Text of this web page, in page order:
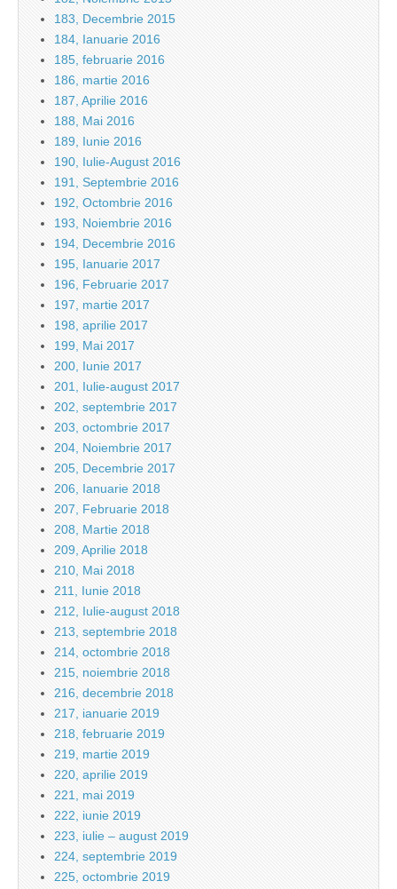
183, Decembrie 2015
184, Ianuarie 2016
185, februarie 2016
186, martie 2016
187, Aprilie 2016
188, Mai 2016
189, Iunie 2016
190, Iulie-August 2016
191, Septembrie 2016
192, Octombrie 2016
193, Noiembrie 2016
194, Decembrie 2016
195, Ianuarie 2017
196, Februarie 2017
197, martie 2017
198, aprilie 2017
199, Mai 2017
200, Iunie 2017
201, Iulie-august 2017
202, septembrie 2017
203, octombrie 2017
204, Noiembrie 2017
205, Decembrie 2017
206, Ianuarie 2018
207, Februarie 2018
208, Martie 2018
209, Aprilie 2018
210, Mai 2018
211, Iunie 2018
212, Iulie-august 2018
213, septembrie 2018
214, octombrie 2018
215, noiembrie 2018
216, decembrie 2018
217, ianuarie 2019
218, februarie 2019
219, martie 2019
220, aprilie 2019
221, mai 2019
222, iunie 2019
223, iulie – august 2019
224, septembrie 2019
225, octombrie 2019